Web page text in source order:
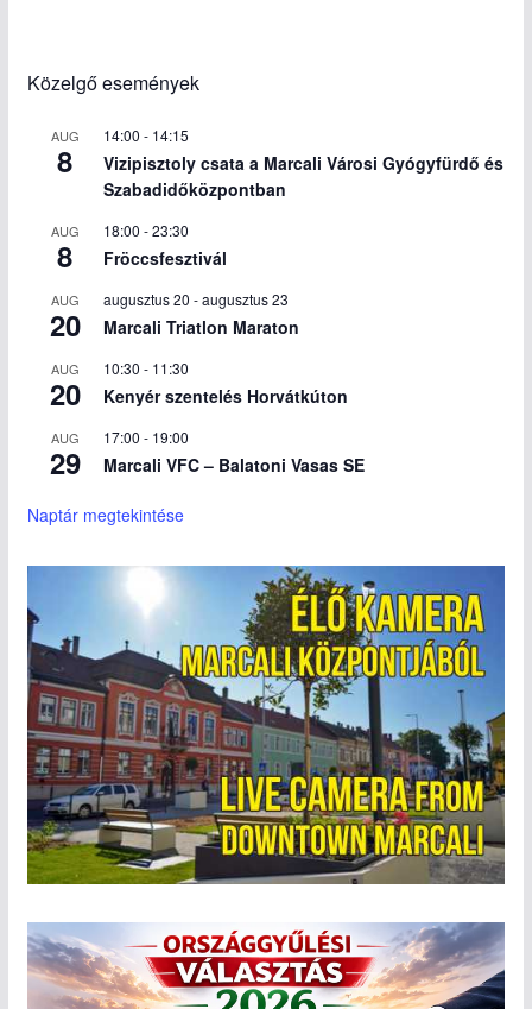
Közelgő események
AUG
8
14:00 - 14:15
Vizipisztoly csata a Marcali Városi Gyógyfürdő és
Szabadidőközpontban
AUG
8
18:00 -23:30
Fröccsfesztivál
AUG
20
augusztus 20 -augusztus 23
Marcali Triatlon Maraton
AUG
20
10:30 - 11:30
Kenyér szentelés Horvátkúton
AUG
29
17:00 - 19:00
Marcali VFC – Balatoni Vasas SE
Naptár megtekintése